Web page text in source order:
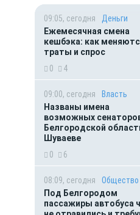
09:05, сегодня
Деньги
Ежемесячная смена
кешбэка: как
траты и спрос
0
4
09:00, сегодня
Власть
Названы имена
возможных
Белгородской
Шуваеве
0
6
08:09, сегодня
Общество
Под Белгородом
пассажиры автобуса